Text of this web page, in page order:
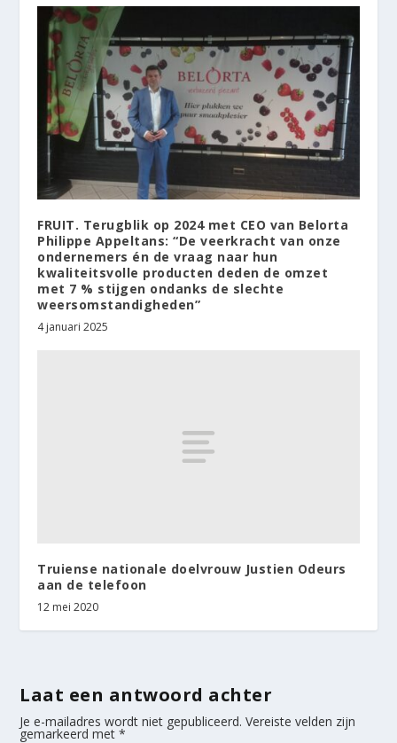
FRUIT. Terugblik op 2024 met CEO van Belorta
Philippe Appeltans: “De veerkracht van onze
ondernemers én de vraag naar hun
kwaliteitsvolle producten deden de omzet
met 7 % stijgen ondanks de slechte
weersomstandigheden”
4 januari 2025
Truiense nationale doelvrouw Justien Odeurs
aan de telefoon
12 mei 2020
Laat een antwoord achter
Je e-mailadres wordt niet gepubliceerd. Vereiste velden zijn
gemarkeerd met*